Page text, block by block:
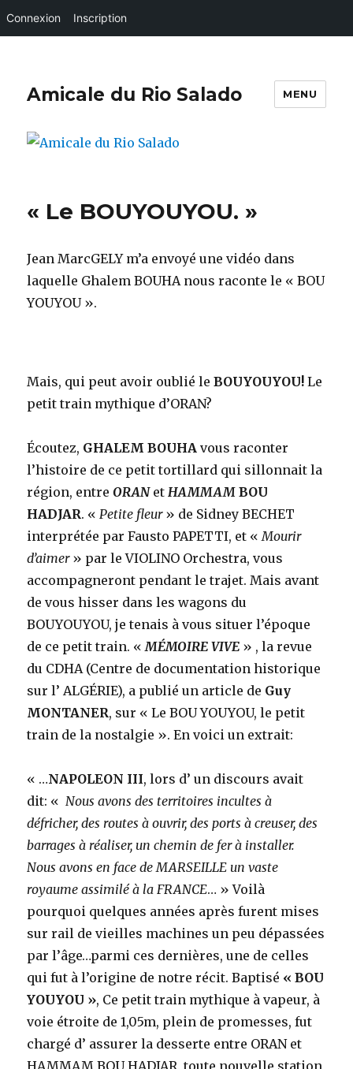
Connexion Inscription
Amicale du Rio Salado MENU
« Le BOUYOUYOU. »
Jean MarcGELY m’a envoyé une vidéo dans
laquelle Ghalem BOUHA nous raconte le « BOU
YOUYOU ».
Mais, qui peut avoir oublié le BOUYOUYOU! Le
petit train mythique d’ORAN?
Écoutez, GHALEM BOUHAvous raconter
l’histoire de ce petit tortillard qui sillonnait la
région, entreORANet HAMMAM BOU
HADJAR. « Petite fleur» de Sidney BECHET
interprétée par Fausto PAPETTI, et « Mourir
d’aimer» par le VIOLINO Orchestra, vous
accompagneront pendant le trajet. Mais avant
de vous hisser dans les wagons du
BOUYOUYOU, je tenais à vous situer l’époque
de ce petit train. «MÉMOIRE VIVE » , la revue
du CDHA (Centre de documentation historique
sur l’ ALGÉRIE), a publié un article de Guy
MONTANER, sur « Le BOU YOUYOU, le petit
train de la nostalgie ». En voici un extrait:
« …NAPOLEON III, lors d’ un discours avait
dit: « Nous avons des territoires incultes à
défricher, des routes à ouvrir, des ports à creuser, des
barrages à réaliser, un chemin de fer à installer.
Nous avons en face de MARSEILLE un vaste
royaume assimilé à la FRANCE… » Voilà
pourquoi quelques années après furent mises
sur rail de vieilles machines un peu dépassées
par l’âge…parmi ces dernières, une de celles
qui fut à l’origine de notre récit. Baptisé « BOU
YOUYOU », Ce petit train mythique à vapeur, à
voie étroite de 1,05m, plein de promesses, fut
chargé d’ assurer la desserte entre ORAN et
HAMMAM BOU HADJAR, toute nouvelle station